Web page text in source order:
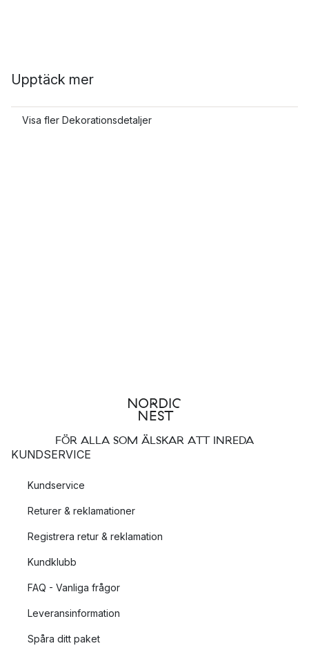
Upptäck mer
Visa fler Dekorationsdetaljer
FÖR ALLA SOM ÄLSKAR ATT INREDA
KUNDSERVICE
Kundservice
Returer & reklamationer
Registrera retur & reklamation
Kundklubb
FAQ - Vanliga frågor
Leveransinformation
Spåra ditt paket